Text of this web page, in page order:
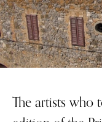
The artists who